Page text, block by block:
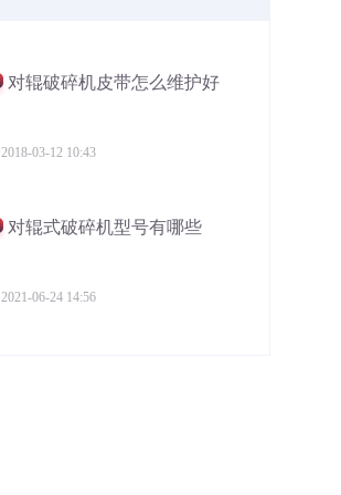
对辊破碎机皮带怎么维护好
2018-03-12 10:43
对辊式破碎机型号有哪些
2021-06-24 14:56